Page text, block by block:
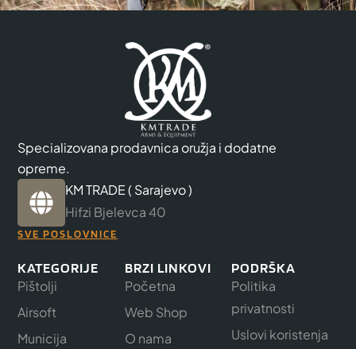
Specializovana prodavnica oružja i dodatne
opreme.
KM TRADE ( Sarajevo )
Hifzi Bjelevca 40
SVE POSLOVNICE
KATEGORIJE
Pištolji
Airsoft
Municija
BRZI LINKOVI
Početna
Web Shop
O nama
PODRŠKA
Politika
privatnosti
Uslovi koristenja